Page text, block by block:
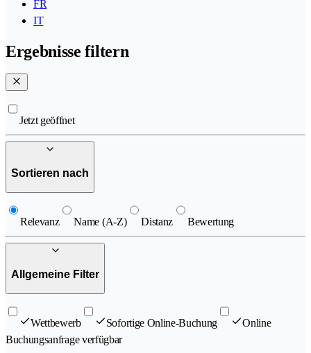
FR
IT
Ergebnisse filtern
Jetzt geöffnet
Sortieren nach
Relevanz Name (A-Z) Distanz Bewertung
Allgemeine Filter
Wettbewerb Sofortige Online-Buchung
Online
Buchungsanfrage verfügbar